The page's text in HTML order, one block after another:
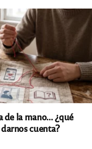
de la mano… ¿qué
cuenta?